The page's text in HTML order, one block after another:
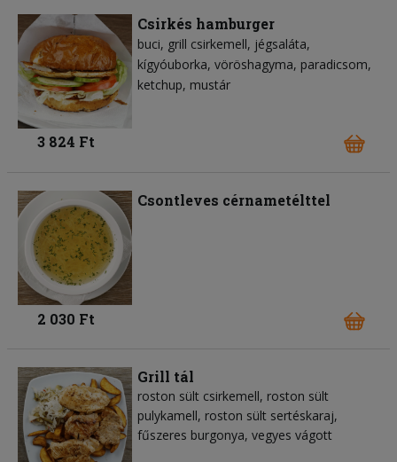
Csirkés hamburger
buci grill csirkemell jégsaláta
kígyóuborka vöröshagyma paradicsom
ketchup mustár
3 824 Ft
Csontleves cérnametélttel
2 030 Ft
Grill tál
roston sült csirkemell, roston sült
pulykamell, roston sült sertéskaraj,
fűszeres burgonya, vegyes vágott